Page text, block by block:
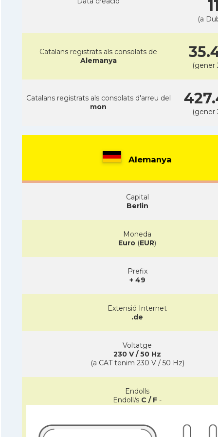
(a
Catalans registrats als consolats de
Alemanya
(gener
Catalans registrats als consolats d'arreu del
mon
(gener
Alemanya
Capital
Berlin
Moneda
Euro (EUR)
Prefix
+ 49
Extensió Internet
.de
Voltatge
230 V / 50 Hz
(a CAT tenim 230 V / 50 Hz)
Endolls
Endoll/s C / F -